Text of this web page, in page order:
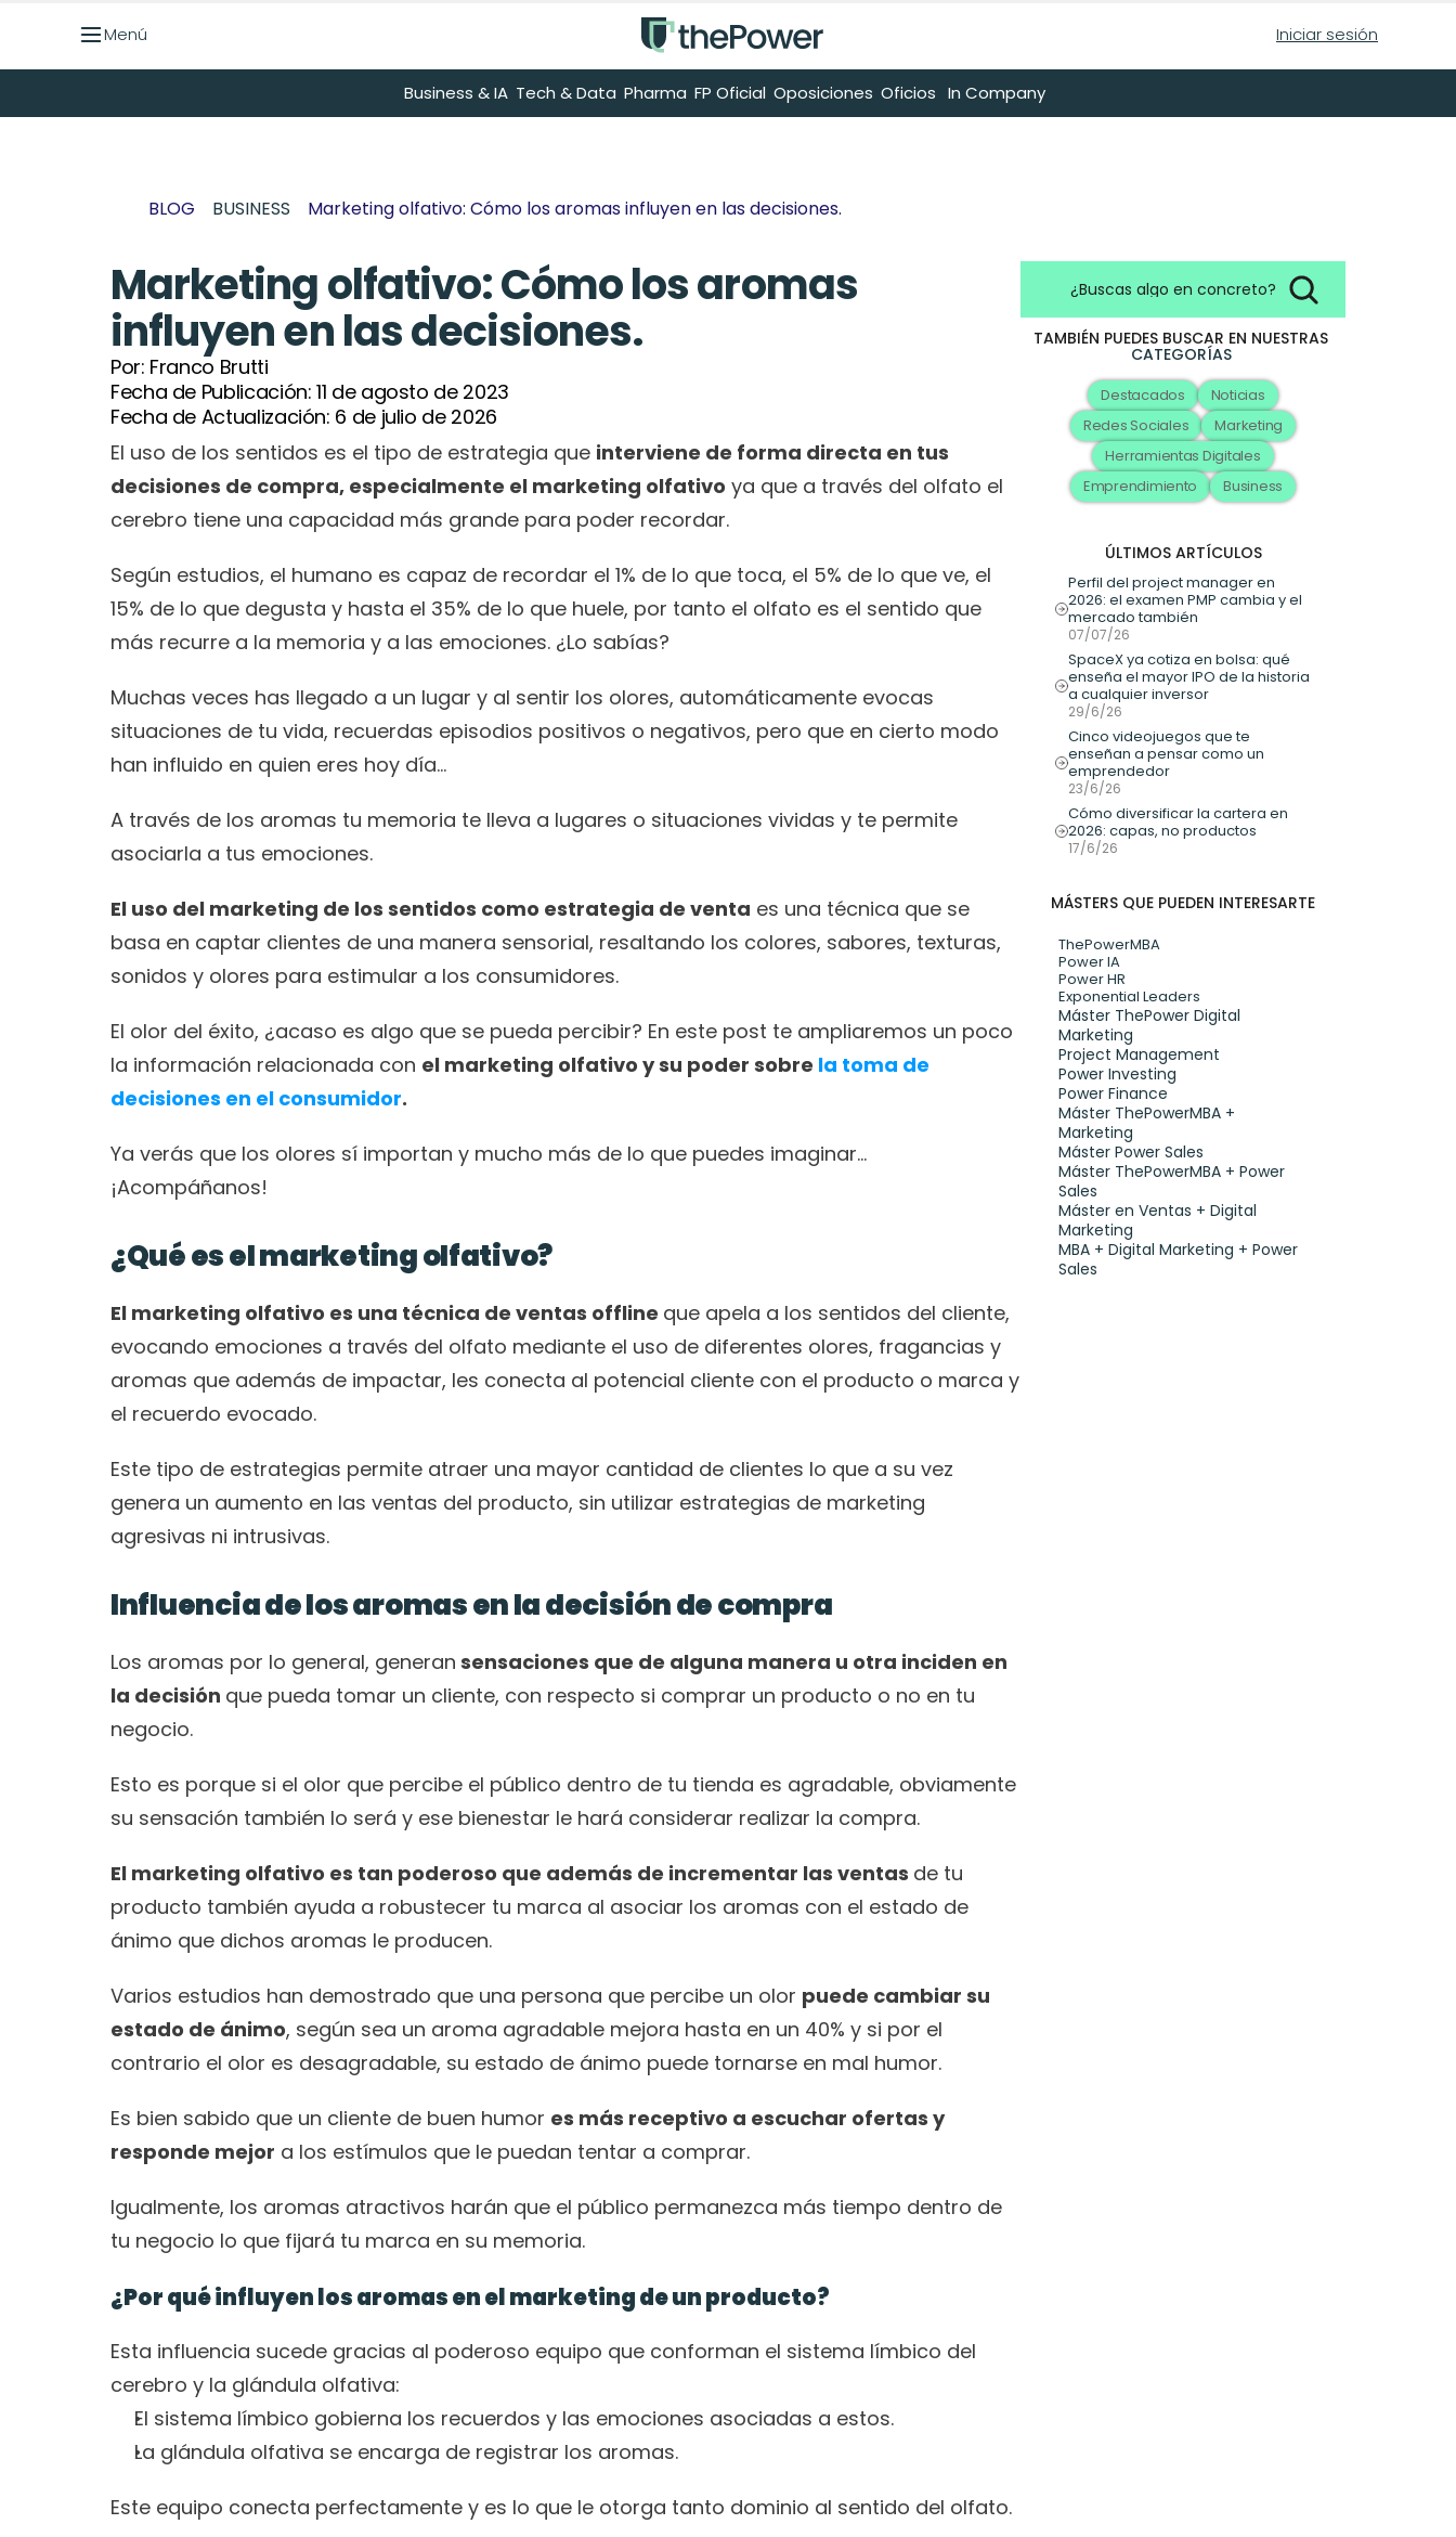
Menú Iniciar sesión
Business & IA Tech & Data Pharma FP Oficial Oposiciones Oficios In Company
BLOG BUSINESS Marketing olfativo: Cómo los aromas influyen en las decisiones.
Marketing olfativo: Cómo los aromas
influyen en las decisiones.
Por: Franco Brutti
Fecha de Publicación: 11 de agosto de 2023
Fecha de Actualización: 6 de julio de 2026
El uso de los sentidos es el tipo de estrategia que interviene de forma directa en tus
decisiones de compra, especialmente el marketing olfativo ya que a través del olfato el
cerebro tiene una capacidad más grande para poder recordar.
Según estudios, el humano es capaz de recordar el 1% de lo que toca, el 5% de lo que ve, el
15% de lo que degusta y hasta el 35% de lo que huele, por tanto el olfato es el sentido que
más recurre a la memoria y a las emociones. ¿Lo sabías?
Muchas veces has llegado a un lugar y al sentir los olores, automáticamente evocas
situaciones de tu vida, recuerdas episodios positivos o negativos, pero que en cierto modo
han influido en quien eres hoy día…
A través de los aromas tu memoria te lleva a lugares o situaciones vividas y te permite
asociarla a tus emociones.
El uso del marketing de los sentidos como estrategia de venta es una técnica que se
basa en captar clientes de una manera sensorial, resaltando los colores, sabores, texturas,
sonidos y olores para estimular a los consumidores.
El olor del éxito, ¿acaso es algo que se pueda percibir? En este post te ampliaremos un poco
la información relacionada con el marketing olfativo y su poder sobre la toma de
decisiones en el consumidor.
Ya verás que los olores sí importan y mucho más de lo que puedes imaginar…
¡Acompáñanos!
¿Qué es el marketing olfativo?
El marketing olfativo es una técnica de ventas offline que apela a los sentidos del cliente,
evocando emociones a través del olfato mediante el uso de diferentes olores, fragancias y
aromas que además de impactar, les conecta al potencial cliente con el producto o marca y
el recuerdo evocado.
Este tipo de estrategias permite atraer una mayor cantidad de clientes lo que a su vez
genera un aumento en las ventas del producto, sin utilizar estrategias de marketing
agresivas ni intrusivas.
Influencia de los aromas en la decisión de compra
Los aromas por lo general, generan sensaciones que de alguna manera u otra inciden en
la decisión que pueda tomar un cliente, con respecto si comprar un producto o no en tu
negocio.
Esto es porque si el olor que percibe el público dentro de tu tienda es agradable, obviamente
su sensación también lo será y ese bienestar le hará considerar realizar la compra.
El marketing olfativo es tan poderoso que además de incrementar las ventas de tu
producto también ayuda a robustecer tu marca al asociar los aromas con el estado de
ánimo que dichos aromas le producen.
Varios estudios han demostrado que una persona que percibe un olor puede cambiar su
estado de ánimo, según sea un aroma agradable mejora hasta en un 40% y si por el
contrario el olor es desagradable, su estado de ánimo puede tornarse en mal humor.
Es bien sabido que un cliente de buen humor es más receptivo a escuchar ofertas y
responde mejor a los estímulos que le puedan tentar a comprar.
Igualmente, los aromas atractivos harán que el público permanezca más tiempo dentro de
tu negocio lo que fijará tu marca en su memoria.
¿Por qué influyen los aromas en el marketing de un producto?
Esta influencia sucede gracias al poderoso equipo que conforman el sistema límbico del
cerebro y la glándula olfativa:
El sistema límbico gobierna los recuerdos y las emociones asociadas a estos.
La glándula olfativa se encarga de registrar los aromas.
Este equipo conecta perfectamente y es lo que le otorga tanto dominio al sentido del olfato.
¿Buscas algo en concreto?
TAMBIÉN PUEDES BUSCAR EN NUESTRAS
CATEGORÍAS
Destacados
Noticias
Redes Sociales
Marketing
Herramientas Digitales
Emprendimiento
Business
ÚLTIMOS ARTÍCULOS
Perfil del project manager en
2026: el examen PMP cambia y el
mercado también
07/07/26
SpaceX ya cotiza en bolsa: qué
enseña el mayor IPO de la historia
a cualquier inversor
29/6/26
Cinco videojuegos que te
enseñan a pensar como un
emprendedor
23/6/26
Cómo diversificar la cartera en
2026: capas, no productos
17/6/26
MÁSTERS QUE PUEDEN INTERESARTE
ThePowerMBA
Power IA
Power HR
Exponential Leaders
Máster ThePower Digital
Marketing
Project Management
Power Investing
Power Finance
Máster ThePowerMBA +
Marketing
Máster Power Sales
Máster ThePowerMBA + Power
Sales
Máster en Ventas + Digital
Marketing
MBA + Digital Marketing + Power
Sales